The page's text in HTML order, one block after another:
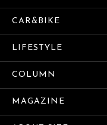
CAR&BIKE
LIFESTYLE
COLUMN
MAGAZINE